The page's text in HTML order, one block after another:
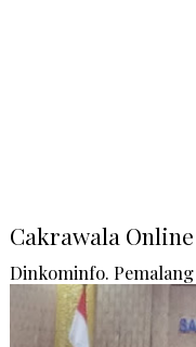
Cakrawala
Dinkominfo.